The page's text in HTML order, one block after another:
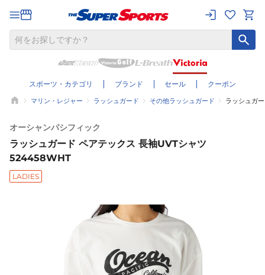
スポーツ・カテゴリ ブランド セール クーポン
マリン・レジャー ラッシュガード その他ラッシュガード ラッシュガ
オーシャンパシフィック
ラッシュガード ペアテックス 長袖UVTシャツ
524458WHT
LADIES